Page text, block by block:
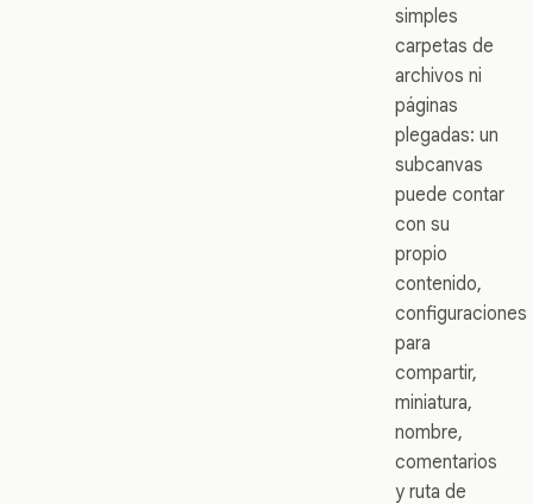
simples
carpetas de
archivos ni
páginas
plegadas: un
subcanvas
puede contar
con su
propio
contenido,
configuraciones
para
compartir,
miniatura,
nombre,
comentarios
y ruta de